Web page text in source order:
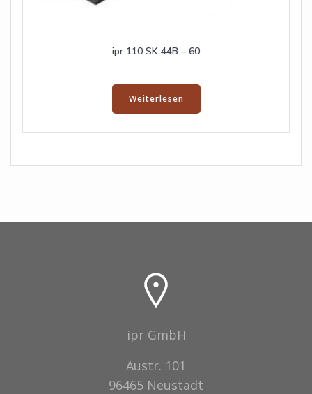
ipr 110 SK 44B – 60
Weiterlesen
ipr GmbH
Austr. 101
96465 Neustadt